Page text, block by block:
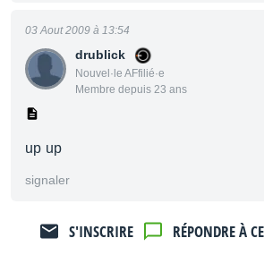
drublick
Nouvel·le AFfilié·e
Membre depuis 23 ans
03 Aout 2009 à 13:54
up up
signaler
RÉPONDRE À
S'INSCRIRE